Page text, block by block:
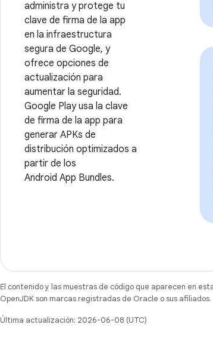
administra y protege tu
clave de firma de la app
en la infraestructura
segura de Google, y
ofrece opciones de
actualización para
aumentar la seguridad.
Google Play usa la clave
de firma de la app para
generar APKs de
distribución optimizados a
partir de los
Android App Bundles.
El contenido y las muestras de código que aparecen en
OpenJDK son marcas registradas de Oracle o sus afiliados.
Última actualización: 2026-06-08 (UTC)